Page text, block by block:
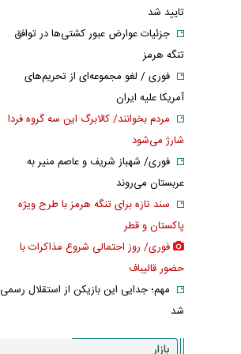
تایید شد
جزئیات عوارض عبور کشتی‌ها در توافق
تنگه هرمز
فوری / لغو مجموعه‌ای از تحریم‌های
آمریکا علیه ایران
مردم بخوانند/ کالابرگ این سه گروه فردا
شارژ می‌شود
فوری/ شهباز شریف و عاصم منیر به
عربستان می‌روند
سند تازه برای تنگه هرمز با طرح ویژه
پاکستان و قطر
فوری/ روز احتمالی شروع مذاکرات با
حضور قالیباف
مهم؛ جدایی این بازیکن از استقلال رسمی
شد
بازار